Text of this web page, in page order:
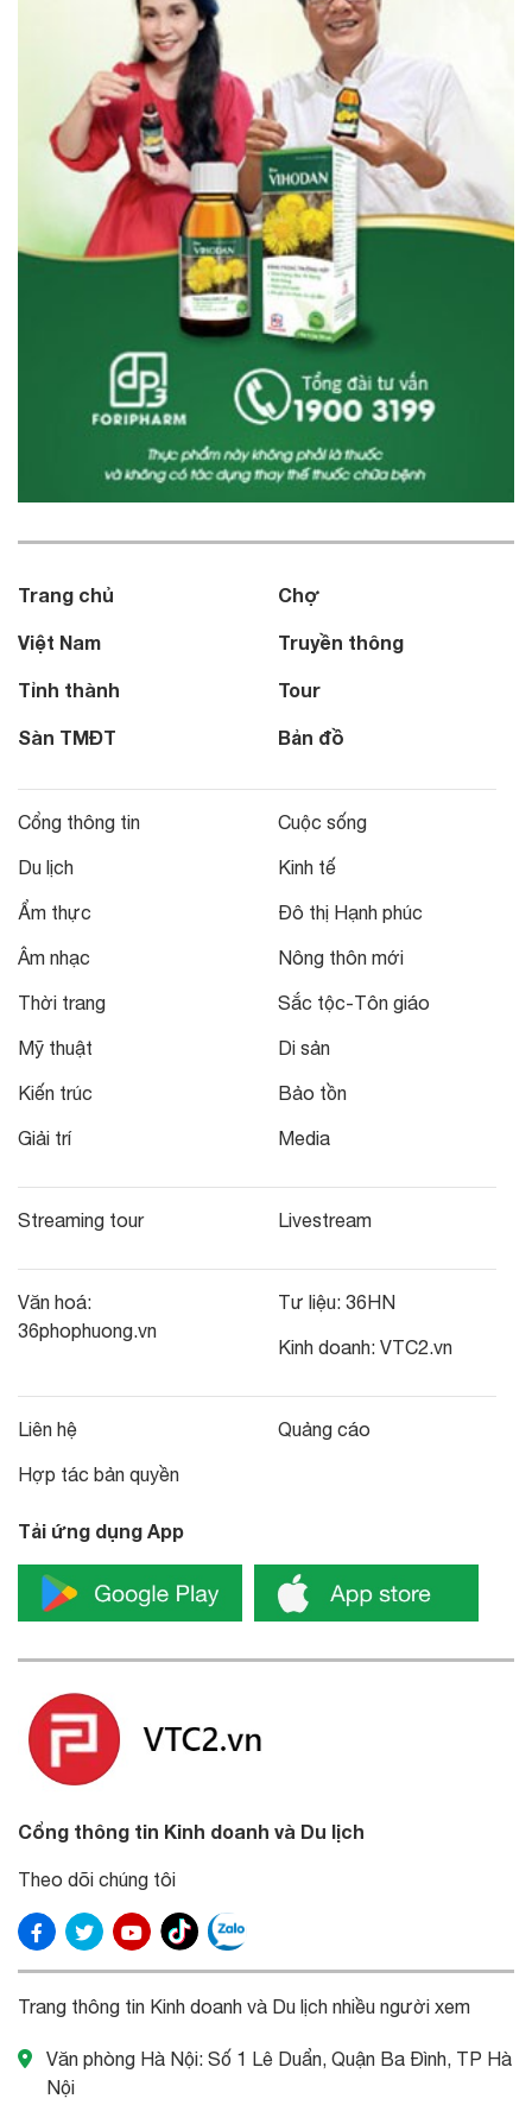
Trang chủ
Việt Nam
Tỉnh thành
Sàn TMĐT
Chợ
Truyền thông
Tour
Bản đồ
Cổng thông tin
Du lịch
Ẩm thực
Âm nhạc
Thời trang
Mỹ thuật
Kiến trúc
Giải trí
Cuộc sống
Kinh tế
Đô thị Hạnh phúc
Nông thôn mới
Sắc tộc-Tôn giáo
Di sản
Bảo tồn
Media
Streaming tour Livestream
Văn hoá:
36phophuong.vn
Tư liệu: 36HN
Kinh doanh: VTC2.vn
Liên hệ
Hợp tác bản quyền
Quảng cáo
Tải ứng dụng App
Cổng thông tin Kinh doanh và Du lịch
Theo dõi chúng tôi
Trang thông tin Kinh doanh và Du lịch nhiều người xem
Văn phòng Hà Nội: Số 1 Lê Duẩn, Quận Ba Đình, TP Hà
Nội